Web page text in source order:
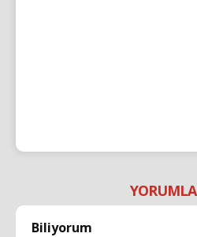
Biliyorum